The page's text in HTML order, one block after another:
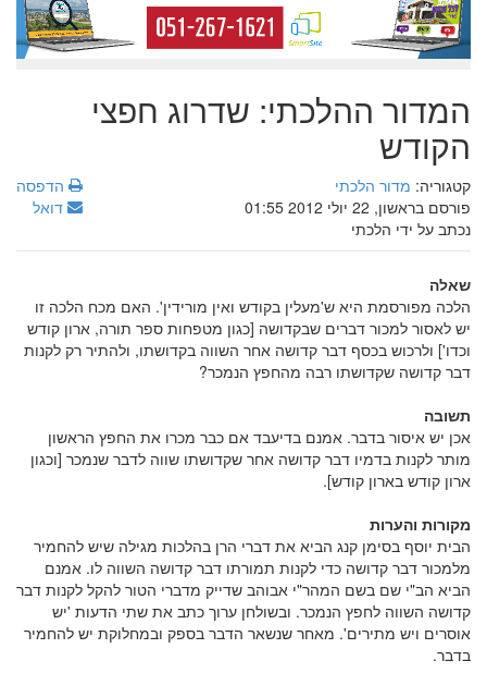
המדור ההלכתי: שדרוג חפצי
הקודש
הדפסה
דואל
קטגוריה: מדור הלכתי
פורסם בראשון, 22 יולי 2012 01:55
נכתב על ידי הלכתי
שאלה
הלכה מפורסמת היא ש'מעלין בקודש ואין מורידין'. האם מכח הלכה זו
יש לאסור למכור דברים שבקדושה [כגון מטפחות ספר תורה, ארון קודש
וכדו'] ולרכוש בכסף דבר קדושה אחר השווה בקדושתו, ולהתיר רק לקנות
דבר קדושה שקדושתו רבה מהחפץ הנמכר?
תשובה
אכן יש איסור בדבר. אמנם בדיעבד אם כבר מכרו את החפץ הראשון
מותר לקנות בדמיו דבר קדושה אחר שקדושתו שווה לדבר שנמכר [וכגון
ארון קודש בארון קודש].
מקורות והערות
הבית יוסף בסימן קנג הביא את דברי הרן בהלכות מגילה שיש להחמיר
מלמכור דבר קדושה כדי לקנות תמורתו דבר קדושה השווה לו. אמנם
הביא הב"י שם בשם המהר"י אבוהב שדייק מדברי הטור להקל לקנות דבר
קדושה השווה לחפץ הנמכר. ובשולחן ערוך כתב את שתי הדעות 'יש
אוסרים ויש מתירים'. מאחר שנשאר הדבר בספק ובמחלוקת יש להחמיר
בדבר.